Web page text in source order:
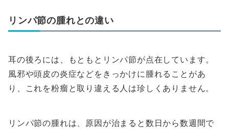
リンパ節の腫れとの違い
耳の後ろには、もともとリンパ節が点在しています。
風邪や頭皮の炎症などをきっかけに腫れることがあ
り、これを粉瘤と取り違える人は珍しくありません。
リンパ節の腫れは、原因が治まると数日から数週間で